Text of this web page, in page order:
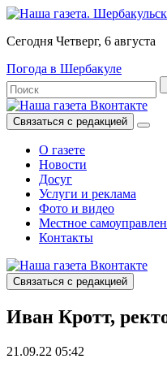
Сегодня Четверг, 6 августа
Погода в Шербакуле
Связаться с редакцией
О газете
Новости
Досуг
Услуги и реклама
Фото и видео
Местное
Контакты
Связаться с редакцией
Иван Кротт,
21.09.22 05:42